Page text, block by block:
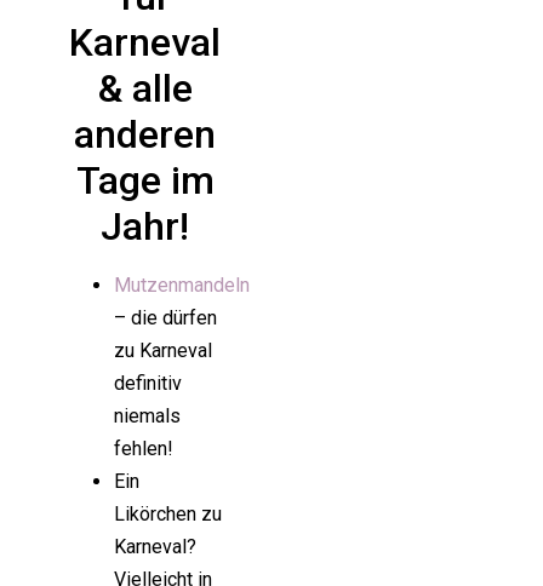
Karneval
& alle
anderen
Tage im
Jahr!
Mutzenmandeln
– die dürfen
zu Karneval
definitiv
niemals
fehlen!
Ein
Likörchen zu
Karneval?
Vielleicht in